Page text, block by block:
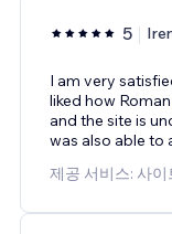
5
I am very
liked how
and the site is
was also able to
제공 서비스: 사이